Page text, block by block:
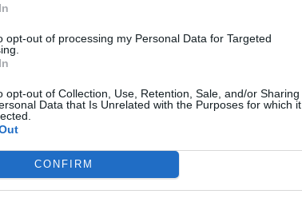
opt-out of processing my Personal Data for Targeted
opt-out of Collection, Use, Retention, Sale, and/or Sharing
Data that Is Unrelated with the Purposes for which it
CONFIRM
ΜΠΕ
36 ετών, πολύ πριν από τη σεξουαλική